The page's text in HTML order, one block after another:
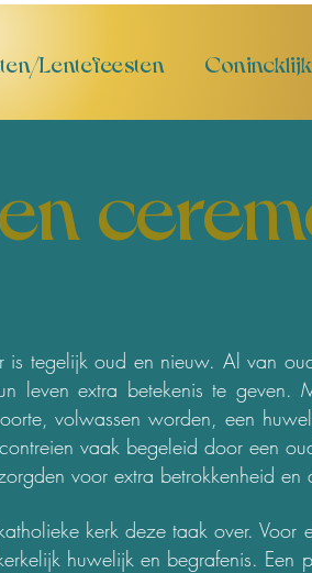
Lentefeesten
is tegelijk oud en nieuw. Al van
leven extra betekenis te geven.
volwassen worden, een
vaak begeleid door een
voor extra betrokkenheid en
kerk deze taak over.
huwelijk en begrafenis.